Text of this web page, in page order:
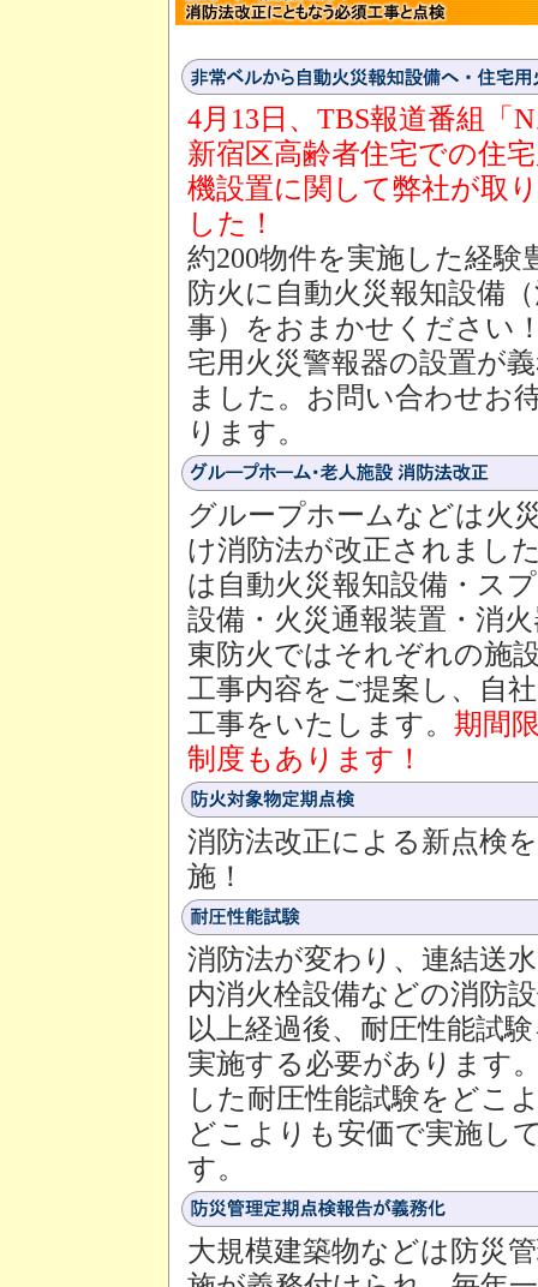
4月13日、TBS報道番組「
新宿区高齢者住宅での住
機設置に関して弊社が取
した！
約200物件を実施した経験
防火に自動火災報知設備
事）をおまかせください
宅用火災警報器の設置が
ました。お問い合わせお
ります。
グループホームなどは火
け消防法が改正されまし
は自動火災報知設備・ス
設備・火災通報装置・消
東防火ではそれぞれの施
工事内容をご提案し、自
工事をいたします。 期間
制度もあります！
消防法改正による新点検
施！
消防法が変わり、連結送
内消火栓設備などの消防
以上経過後、耐圧性能試
実施する必要があります
した耐圧性能試験をどこ
どこよりも安価で実施し
す。
大規模建築物などは防災